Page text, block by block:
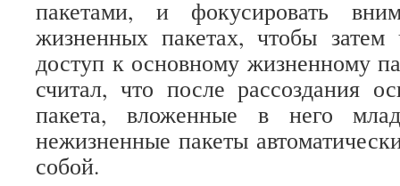
пакетами, и фокусировать
жизненных пакетах, чтобы затем
доступ к основному жизненному
считал, что после рассоздания
пакета, вложенные в него
нежизненные пакеты
собой.